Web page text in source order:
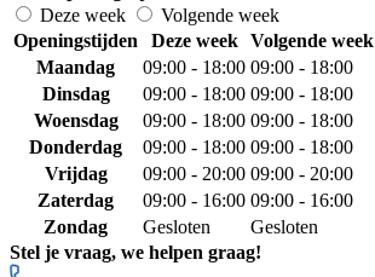
Deze week
Volgende week
Openingstijden
Deze week
Volgende week
Maandag
09:00 - 18:00 09:00 - 18:00
Dinsdag
09:00 - 18:00 09:00 - 18:00
Woensdag
09:00 - 18:00 09:00 - 18:00
Donderdag
09:00 - 18:00 09:00 - 18:00
Vrijdag
09:00 - 20:00 09:00 - 20:00
Zaterdag
09:00 - 16:00 09:00 - 16:00
Zondag
Gesloten
Gesloten
Stel je vraag, we helpen graag!